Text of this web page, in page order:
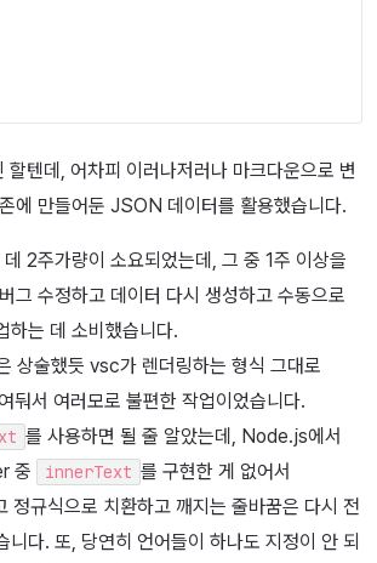
텐데, 어차피 이러나저러나 마크다운으로 변
에 만들어둔 JSON 데이터를 활용했습니다.
2주가량이 소요되었는데, 그 중 1주 이상을
그 수정하고 데이터 다시 생성하고 수동으로
하는 데 소비했습니다.
상술했듯 vsc가 렌더링하는 형식 그대로
둬서 여러모로 불편한 작업이었습니다.
를 사용하면 될 줄 알았는데, Node.js에서
중
innerText 를 구현한 게 없어서
정규식으로 치환하고 깨지는 줄바꿈은 다시 전
니다. 또, 당연히 언어들이 하나도 지정이 안 되